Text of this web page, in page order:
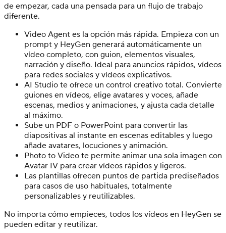
de empezar, cada una pensada para un flujo de trabajo
diferente.
Video Agent es la opción más rápida. Empieza con un
prompt y HeyGen generará automáticamente un
vídeo completo, con guion, elementos visuales,
narración y diseño. Ideal para anuncios rápidos, vídeos
para redes sociales y vídeos explicativos.
AI Studio te ofrece un control creativo total. Convierte
guiones en vídeos, elige avatares y voces, añade
escenas, medios y animaciones, y ajusta cada detalle
al máximo.
Sube un PDF o PowerPoint para convertir las
diapositivas al instante en escenas editables y luego
añade avatares, locuciones y animación.
Photo to Video te permite animar una sola imagen con
Avatar IV para crear vídeos rápidos y ligeros.
Las plantillas ofrecen puntos de partida prediseñados
para casos de uso habituales, totalmente
personalizables y reutilizables.
No importa cómo empieces, todos los vídeos en HeyGen se
pueden editar y reutilizar.